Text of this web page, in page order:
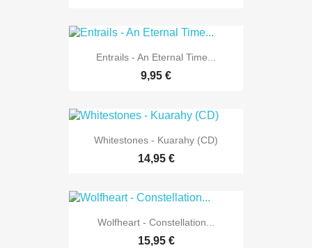
Entrails - An Eternal Time...
9,95 €
Whitestones - Kuarahy (CD)
14,95 €
Wolfheart - Constellation...
15,95 €